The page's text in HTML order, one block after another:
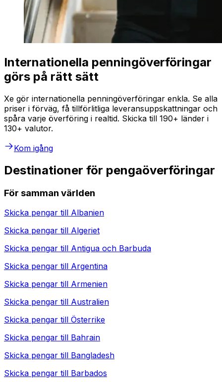
Internationella penningöverföringar
görs på rätt sätt
Xe gör internationella penningöverföringar enkla. Se alla
priser i förväg, få tillförlitliga leveransuppskattningar och
spåra varje överföring i realtid. Skicka till 190+ länder i
130+ valutor.
Kom igång
Destinationer för pengaöverföringar
För samman världen
Skicka pengar till Albanien
Skicka pengar till Algeriet
Skicka pengar till Antigua och Barbuda
Skicka pengar till Argentina
Skicka pengar till Armenien
Skicka pengar till Australien
Skicka pengar till Österrike
Skicka pengar till Bahrain
Skicka pengar till Bangladesh
Skicka pengar till Barbados